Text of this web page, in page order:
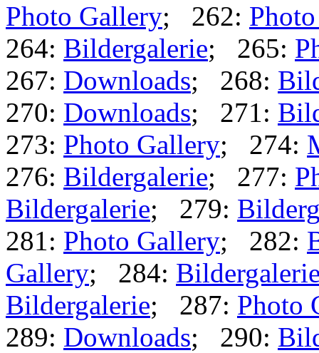
Photo Gallery; 262:
264: Bildergalerie; 265:
267: Downloads; 268:
270: Downloads; 271:
273: Photo Gallery; 274:
276: Bildergalerie; 277:
Bildergalerie; 279:
281: Photo Gallery; 282:
Gallery; 284:
Bildergalerie; 287: Photo
289: Downloads; 290: